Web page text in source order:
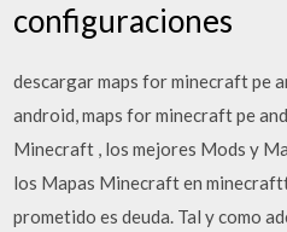
configuraciones
descargar maps for minecraft pe
android, maps for minecraft pe
Minecraft , los mejores Mods y
los Mapas Minecraft en
prometido es deuda. Tal y como